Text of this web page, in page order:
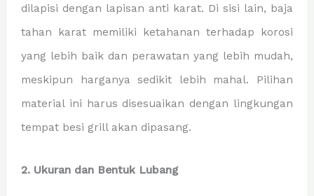
dilapisi dengan lapisan anti karat. Di sisi lain, baja
tahan karat memiliki ketahanan terhadap korosi
yang lebih baik dan perawatan yang lebih mudah,
meskipun harganya sedikit lebih mahal. Pilihan
material ini harus disesuaikan dengan lingkungan
tempat besi grill akan dipasang.
2. Ukuran dan Bentuk Lubang